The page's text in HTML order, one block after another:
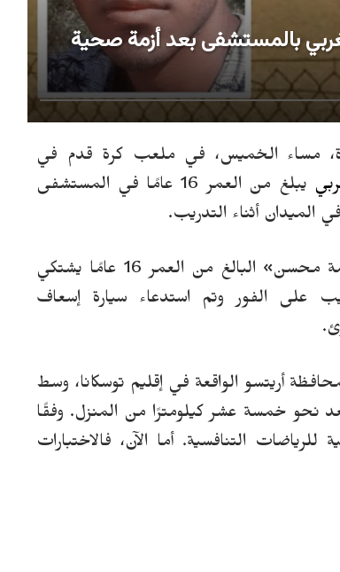
بالمستشفى بعد أزمة صحية
، مساء الخميس، في ملعب كرة قدم في
يبلغ من العمر 16 عامًا في المستشفى
أثناء التدريب.
محسن» البالغ من العمر 16 عامًا
يشتكي
على الفور وتم استدعاء سيارة إسعاف
أريتسو الواقعة في إقليم توسكانا، وسط
نحو خمسة عشر كيلومترًا من المنزل. وفقًا
للرياضات التنافسية. أما الآن، فالاختبارات